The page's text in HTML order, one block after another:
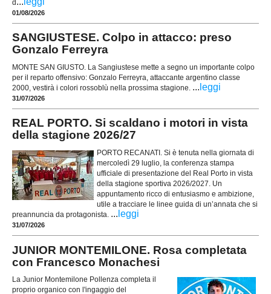
d
01/08/2026
SANGIUSTESE. Colpo in attacco: preso
Gonzalo Ferreyra
MONTE SAN GIUSTO. La Sangiustese mette a segno un importante colpo
per il reparto offensivo: Gonzalo Ferreyra, attaccante argentino classe
2000, vestirà i colori rossoblù nella prossima stagione. ... leggi
31/07/2026
REAL PORTO. Si scaldano i motori in vista
della stagione 2026/27
PORTO RECANATI. Si è tenuta nella giornata di
mercoledì 29 luglio, la conferenza stampa
ufficiale di presentazione del Real Porto in vista
della stagione sportiva 2026/2027. Un
appuntamento ricco di entusiasmo e ambizione,
utile a tracciare le linee guida di un’annata che si
preannuncia da protagonista. ... leggi
31/07/2026
JUNIOR MONTEMILONE. Rosa completata
con Francesco Monachesi
La Junior Montemilone Pollenza completa il
proprio organico con l'ingaggio del